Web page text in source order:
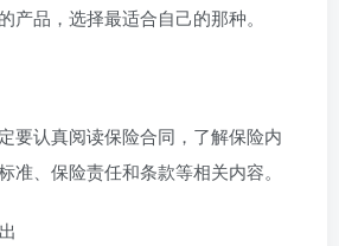
产品，选择最适合自己的那种。
要认真阅读保险合同，了解保险内
准、保险责任和条款等相关内容。